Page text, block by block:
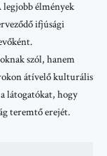
legjobb élmények
ifjúsági
szól, hanem
átívelő kulturális
látogatókat, hogy
teremtő erejét.